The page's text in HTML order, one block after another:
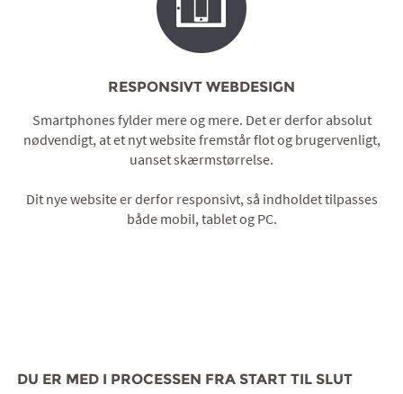
RESPONSIVT WEBDESIGN
Smartphones fylder mere og mere. Det er derfor absolut
nødvendigt, at et nyt website fremstår flot og brugervenligt,
uanset skærmstørrelse.
Dit nye website er derfor responsivt, så indholdet tilpasses
både mobil, tablet og PC.
DU ER MED I PROCESSEN FRA START TIL SLUT